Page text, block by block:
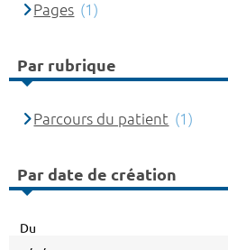
Pages (1)
Par rubrique
Parcours du patient (1)
Par date de création
Du